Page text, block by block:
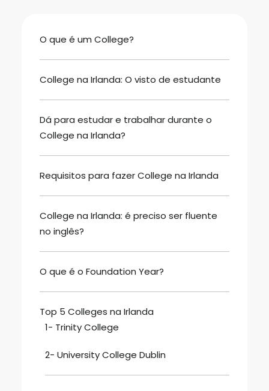
O que é um College?
College na Irlanda: O visto de estudante
Dá para estudar e trabalhar durante o
College na Irlanda?
Requisitos para fazer College na Irlanda
College na Irlanda: é preciso ser fluente
no inglês?
O que é o Foundation Year?
Top 5 Colleges na Irlanda
1- Trinity College
2- University College Dublin